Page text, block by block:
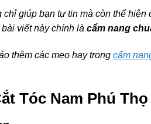
chỉ giúp bạn tự tin mà còn thể
viết này chính là cẩm nang
thêm các mẹo hay trong cẩm
Tóc Nam Phú Thọ